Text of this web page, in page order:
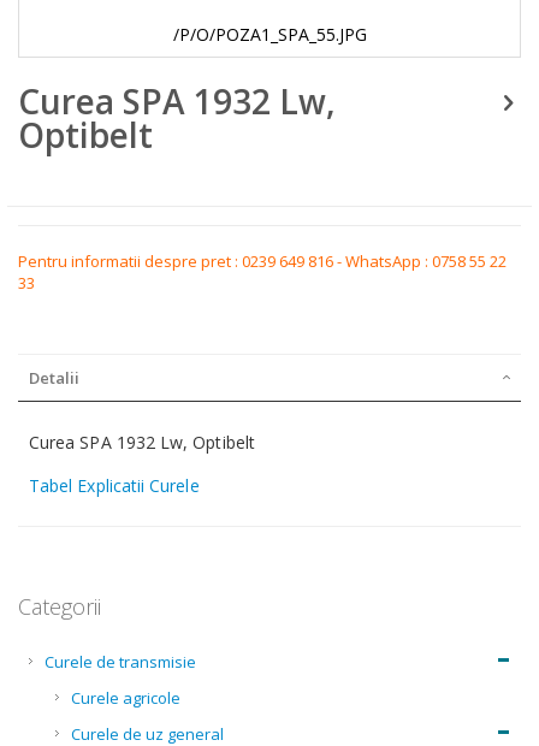
/P/O/POZA1_SPA_55.JPG
to
the
beginning
Curea SPA 1932 Lw,
Optibelt
Pentru informatii despre pret : 0239 649 816 - WhatsApp : 0758 55 22
33
Detalii
Curea SPA 1932 Lw, Optibelt
Tabel Explicatii Curele
Categorii
Curele de transmisie
Curele agricole
Curele de uz general